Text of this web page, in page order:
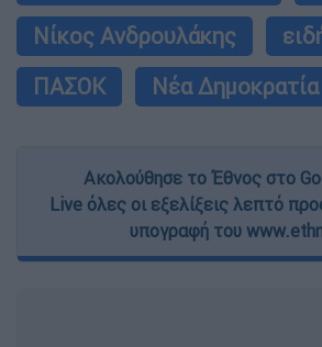
Νίκος Ανδρουλάκης
ΠΑΣΟΚ
Νέα Δημοκρατία
Ακολούθησε το Έθνος στο
Live όλες οι εξελίξεις λεπτό
υπογραφή του